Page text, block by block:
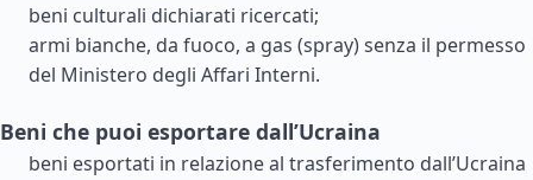
beni culturali dichiarati ricercati;
armi bianche, da fuoco, a gas (spray) senza il permesso
del Ministero degli Affari Interni.
Beni che puoi esportare dall’Ucraina
beni esportati in relazione al trasferimento dall’Ucraina